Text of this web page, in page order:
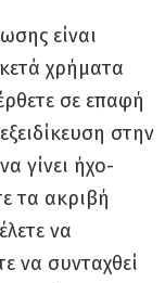
είναι
χρήματα
σε επαφή
στην
γίνει ήχο-
τα ακριβή
να
να συνταχθεί